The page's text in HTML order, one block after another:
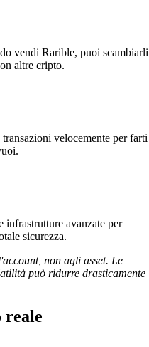
vendi Rarible, puoi scambiarli
altre cripto.
velocemente per farti
avanzate per
sicurezza.
non agli asset. Le
può ridurre drasticamente
reale